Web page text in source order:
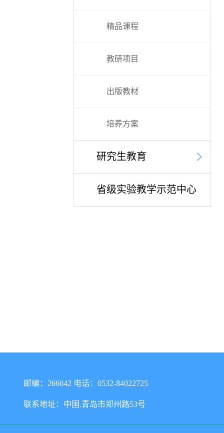
精品课程
教研项目
出版教材
培养方案
研究生教育
省级实验教学示范中心
邮编：266042 电话：0532-84022725
联系地址：中国.青岛市郑州路53号